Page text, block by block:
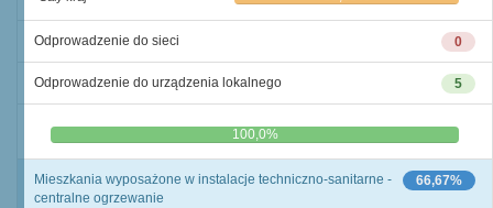
0
Odprowadzenie do sieci
5
Odprowadzenie do urządzenia lokalnego
0,0% 100,0%
66,67%
Mieszkania wyposażone w instalacje techniczno-sanitarne -
centralne ogrzewanie